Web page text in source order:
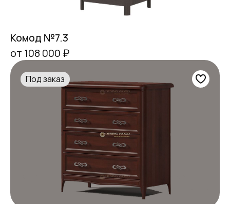
Комод №7.3
от 108 000 ₽
Под заказ